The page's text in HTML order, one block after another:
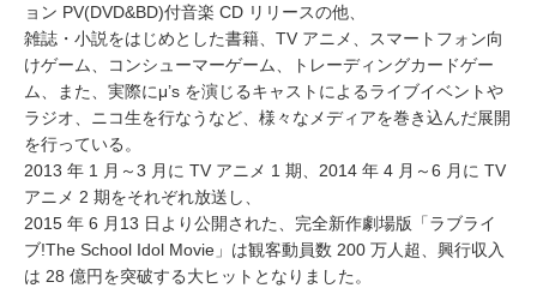
ョン PV(DVD&BD)付音楽 CD リリースの他、
雑誌・小説をはじめとした書籍、TV アニメ、スマートフォン向
けゲーム、コンシューマーゲーム、トレーディングカードゲー
ム、また、実際にμ’s を演じるキャストによるライブイベントや
ラジオ、ニコ生を行なうなど、様々なメディアを巻き込んだ展開
を行っている。
2013 年 1 月～3 月に TV アニメ 1 期、2014 年 4 月～6 月に TV
アニメ 2 期をそれぞれ放送し、
2015 年 6 月13 日より公開された、完全新作劇場版「ラブライ
ブ!The School Idol Movie」は観客動員数 200 万人超、興行収入
は 28 億円を突破する大ヒットとなりました。